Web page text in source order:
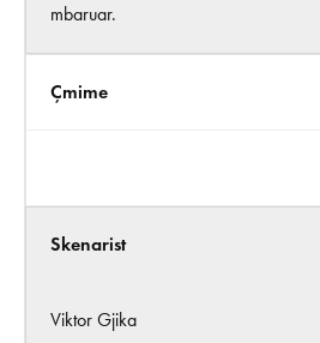
mbaruar.
Çmime
Skenarist
Viktor Gjika